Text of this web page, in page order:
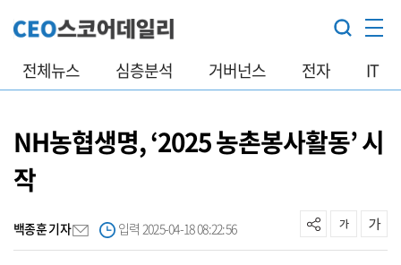
전체뉴스 심층분석 거버넌스 전자 IT
NH농협생명, ‘2025 농촌봉사활동’ 시
작
백종훈 기자 입력 2025-04-18 08:22:56